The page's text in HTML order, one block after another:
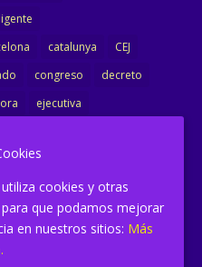
catalunya
CEJ
congreso
decreto
ejecutiva
Marta Urbano
Ministro de Justicia
cookies y otras
que podamos mejorar
en nuestros sitios: Más